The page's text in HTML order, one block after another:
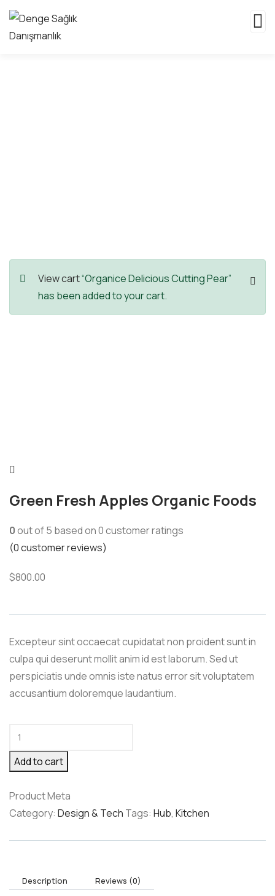
View cart“Organice Delicious Cutting Pear”
has been added to your cart.
Green Fresh Apples Organic Foods
0out of5 based on0customer ratings
(0customer reviews)
$800.00
Excepteur sint occaecat cupidatat non proident sunt in
culpa qui deserunt mollit anim id est laborum. Sed ut
perspiciatis unde omnis iste natus error sit voluptatem
accusantium doloremque laudantium.
Add to cart
Product Meta
Category: Design & Tech Tags: Hub, Kitchen
Description Reviews (0)